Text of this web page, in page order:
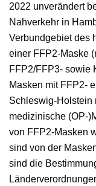
2022 unverändert
Nahverkehr in
Verbundgebiet des
einer FFP2-Maske
FFP2/FFP3- sowie
Masken mit FFP2-
Schleswig-Holstein
medizinische (OP-
von FFP2-Masken
sind von der
sind die